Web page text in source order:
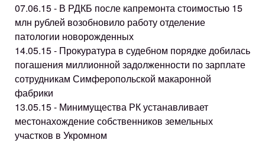
07.06.15 - В РДКБ после капремонта стоимостью 15
млн рублей возобновило работу отделение
патологии новорожденных
14.05.15 - Прокуратура в судебном порядке добилась
погашения миллионной задолженности по зарплате
сотрудникам Симферопольской макаронной
фабрики
13.05.15 - Минимущества РК устанавливает
местонахождение собственников земельных
участков в Укромном